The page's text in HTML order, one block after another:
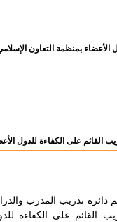
بمنظمة التعاون
القائم على الكفاءة للدول
دائرة تدريب المدرب